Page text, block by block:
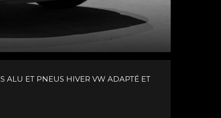
ALU ET PNEUS HIVER VW ADAPTÉ ET